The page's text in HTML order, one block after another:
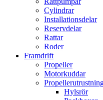
Cylindrar
Installationsdelar
Reservdelar
Rattar
Roder
Framdrift
Propeller
Motorkuddar
Hylsrör